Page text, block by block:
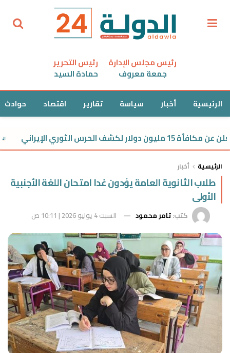
رئيس مجلس الإدارة
جمعة معروف
رئيس التحرير
حمادة السيد
الرئيسية أخبار سياسة تقارير اقتصاد حوادث
الحرس الثوري الإيراني
الرئيسية أخبار
طلاب الثانوية العامة يؤدون غدا امتحان اللغة الأجنبية
الأولى
كتب:تامر محمود السبت 4 يوليو 2026 | 10:11 ص